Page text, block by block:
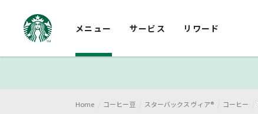
メニュー サービス リワード
Home コーヒー豆 スターバックス ヴィア® コーヒー